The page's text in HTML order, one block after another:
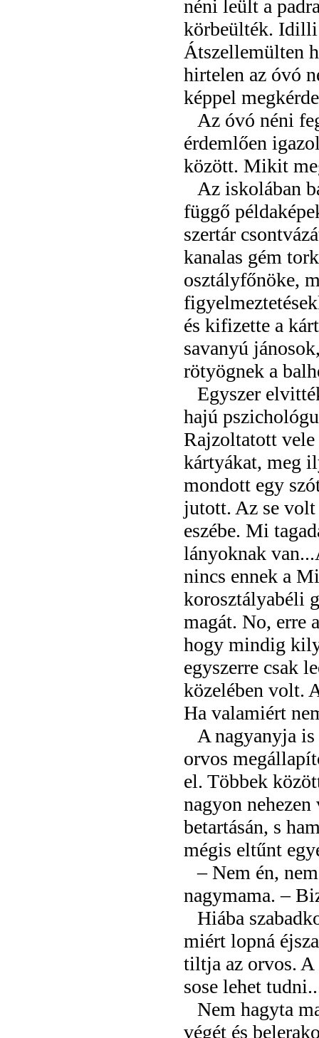
néni leült a
körbeülték. Idilli
Átszellemülten
hirtelen az óvó
képpel
Az óvó néni
érdemlően
között. Mikit
Az iskolában
függő
szertár
kanalas gém
osztályfőnöke,
és kifizette a
savanyú
rötyögnek a
Egyszer
hajú
Rajzoltatott
kártyákat, meg
mondott egy
jutott. Az se
eszébe. Mi
lányoknak
nincs ennek a
korosztályabéli
magát. No, erre
hogy mindig
egyszerre csak
közelében volt.
Ha valamiért
A nagyanyja
orvos
el. Többek
nagyon
betartásán, s
mégis eltűnt
– Nem én,
nagymama. –
Hiába
miért lopná
tiltja az orvos. A
sose lehet
Nem hagyta
végét és